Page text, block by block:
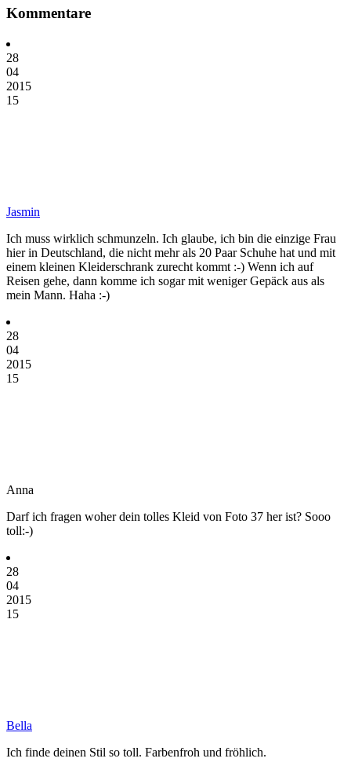
Kommentare
28
04
2015
15
Jasmin
Ich muss wirklich schmunzeln. Ich glaube, ich bin die einzige Frau
hier in Deutschland, die nicht mehr als 20 Paar Schuhe hat und mit
einem kleinen Kleiderschrank zurecht kommt :-) Wenn ich auf
Reisen gehe, dann komme ich sogar mit weniger Gepäck aus als
mein Mann. Haha :-)
28
04
2015
15
Anna
Darf ich fragen woher dein tolles Kleid von Foto 37 her ist? Sooo
toll:-)
28
04
2015
15
Bella
Ich finde deinen Stil so toll. Farbenfroh und fröhlich.